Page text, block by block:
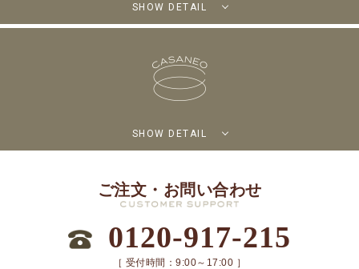
SHOW DETAIL
SHOW DETAIL
ご注文・お問い合わせ
0120-917-215
［ 受付時間：9:00～17:00 ］